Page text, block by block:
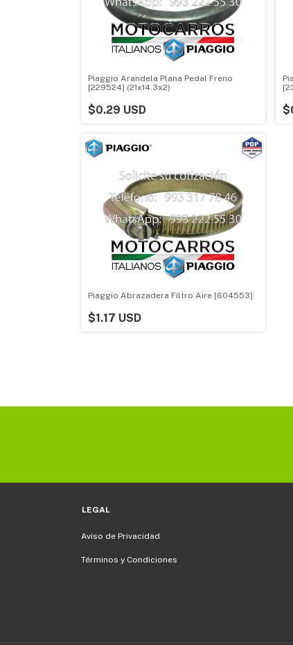
Piaggio Arandela Plana Pedal Freno
[229524] (21x14.3x2)
$0.29 USD
Piaggio Abrazadera Filtro Aire [604553]
$1.17 USD
LEGAL
Aviso de Privacidad
Términos y Condiciones